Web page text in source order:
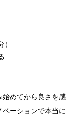
始めてから良さを感
ーションで本当に